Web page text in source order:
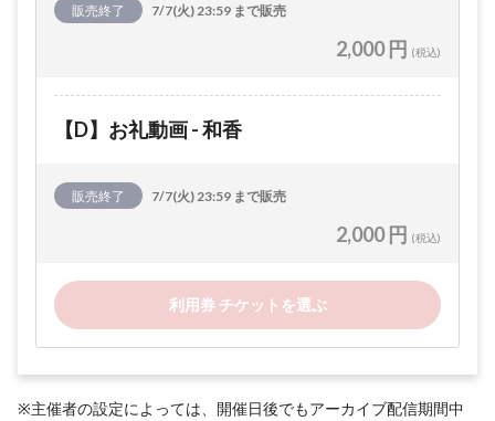
販売終了 7/7(火) 23:59 まで販売
2,000 円 (税込)
【D】お礼動画 - 和香
販売終了 7/7(火) 23:59 まで販売
2,000 円 (税込)
利用券 チケットを選ぶ
※主催者の設定によっては、開催日後でもアーカイブ配信期間中